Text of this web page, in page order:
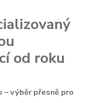
od roku
– výběr přesně pro